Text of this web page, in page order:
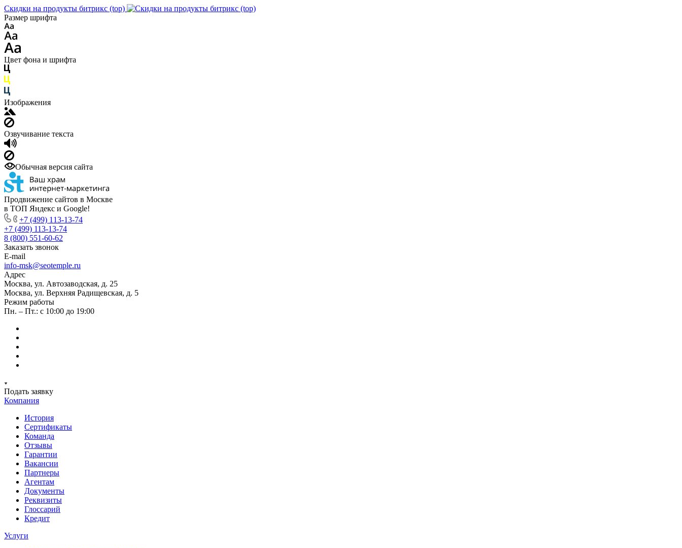
Скидки на продукты битрикс (top)
Размер шрифта
Цвет фона и шрифта
Изображения
Озвучивание текста
Обычная версия сайта
Продвижение сайтов в Москве
в ТОП Яндекс и Google!
+7 (499) 113-13-74
+7 (499) 113-13-74
8 (800) 551-60-62
Заказать звонок
E-mail
info-msk@seotemple.ru
Адрес
Москва, ул. Автозаводская, д. 25
Москва, ул. Верхняя Радищевская, д. 5
Режим работы
Пн. – Пт.: с 10:00 до 19:00
Подать заявку
Компания
История
Сертификаты
Команда
Отзывы
Гарантии
Вакансии
Партнеры
Агентам
Документы
Реквизиты
Глоссарий
Кредит
Услуги